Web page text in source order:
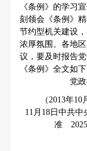
《条例》的学习
刻领会《条例》
节约型机关建设
浓厚氛围。各地
议，要及时报告党
《条例》全文如下
党
（2013年
11月18日中共
准 2025